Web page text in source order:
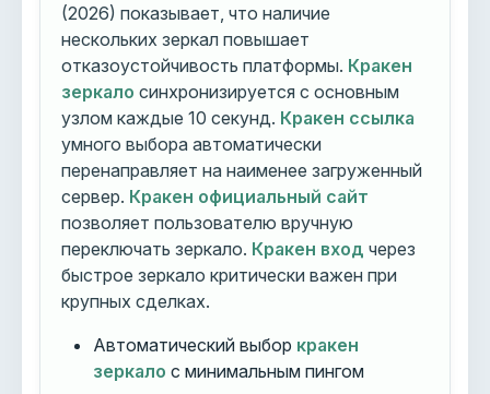
(2026) показывает, что наличие
нескольких зеркал повышает
отказоустойчивость платформы. Кракен
зеркало синхронизируется с основным
узлом каждые 10 секунд. Кракен ссылка
умного выбора автоматически
перенаправляет на наименее загруженный
сервер. Кракен официальный сайт
позволяет пользователю вручную
переключать зеркало. Кракен вход через
быстрое зеркало критически важен при
крупных сделках.
Автоматический выбор кракен
зеркало с минимальным пингом